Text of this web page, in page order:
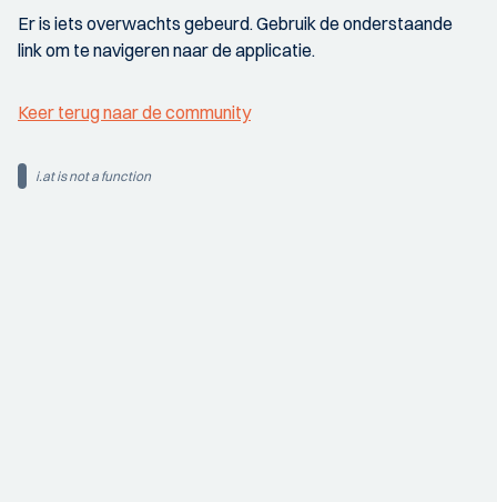
Er is iets overwachts gebeurd. Gebruik de onderstaande
link om te navigeren naar de applicatie.
Keer terug naar de community
i.at is not a function